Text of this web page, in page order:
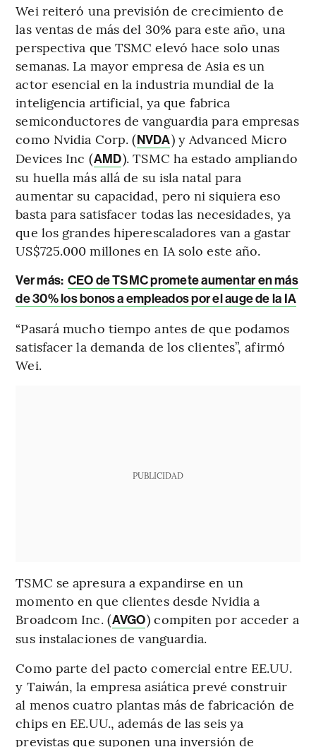
Wei reiteró una previsión de crecimiento de
las ventas de más del 30% para este año, una
perspectiva que TSMC elevó hace solo unas
semanas. La mayor empresa de Asia es un
actor esencial en la industria mundial de la
inteligencia artificial, ya que fabrica
semiconductores de vanguardia para empresas
como Nvidia Corp. (NVDA) y Advanced Micro
Devices Inc (AMD). TSMC ha estado ampliando
su huella más allá de su isla natal para
aumentar su capacidad, pero ni siquiera eso
basta para satisfacer todas las necesidades, ya
que los grandes hiperescaladores van a gastar
US$725.000 millones en IA solo este año.
Ver más: CEO de TSMC promete aumentar en más
de 30% los bonos a empleados por el auge de la IA
“Pasará mucho tiempo antes de que podamos
satisfacer la demanda de los clientes”, afirmó
Wei.
PUBLICIDAD
TSMC se apresura a expandirse en un
momento en que clientes desde Nvidia a
Broadcom Inc. (AVGO) compiten por acceder a
sus instalaciones de vanguardia.
Como parte del pacto comercial entre EE.UU.
y Taiwán, la empresa asiática prevé construir
al menos cuatro plantas más de fabricación de
chips en EE.UU., además de las seis ya
previstas que suponen una inversión de